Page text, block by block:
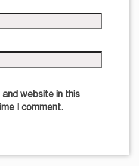
website in this
I comment.